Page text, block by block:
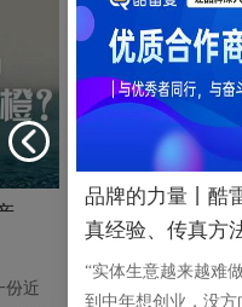
份近
品牌的力量丨酷
真经验、传真方
“实体生意越来越难
到中年想创业，没